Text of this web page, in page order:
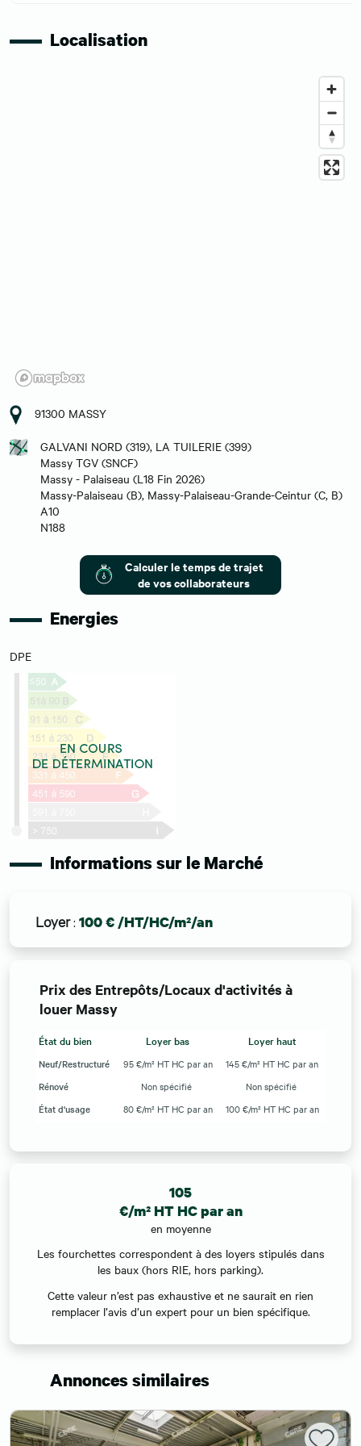
Localisation
91300 MASSY
GALVANI NORD (319), LA TUILERIE (399)
Massy TGV (SNCF)
Massy - Palaiseau (L18 Fin 2026)
Massy-Palaiseau (B), Massy-Palaiseau-Grande-Ceintur (C, B)
A10
N188
Calculer le temps de trajet
de vos collaborateurs
Energies
DPE
Informations sur le Marché
Loyer: 100 € /HT/HC/m²/an
Prix des Entrepôts/Locaux d'activités à
louer Massy
État du bien Loyer bas Loyer haut
Neuf/Restructuré 95 €/m² HT HC par an
145 €/m² HT HC par an
Rénové
Non spécifié
Non spécifié
État d'usage
80 €/m² HT HC par an 100 €/m² HT HC par an
105
€/m² HT HC par an
en moyenne
Les fourchettes correspondent à des loyers stipulés dans
les baux (hors RIE, hors parking).
Cette valeur n’est pas exhaustive et ne saurait en rien
remplacer l’avis d’un expert pour un bien spécifique.
Annonces similaires